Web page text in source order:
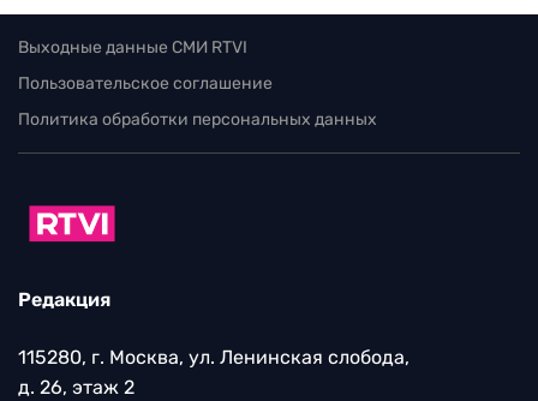
Выходные данные СМИ RTVI
Пользовательское соглашение
Политика обработки персональных данных
Редакция
115280, г. Москва, ул. Ленинская слобода,
д. 26, этаж 2